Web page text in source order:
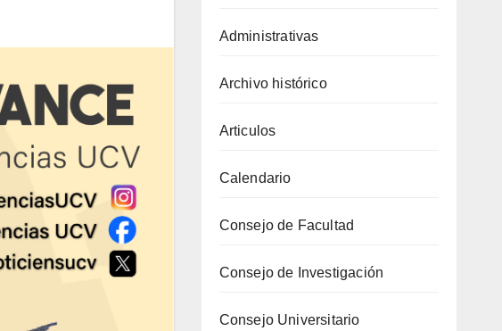
Administrativas
Archivo histórico
Articulos
Calendario
Consejo de Facultad
Consejo de Investigación
Consejo Universitario